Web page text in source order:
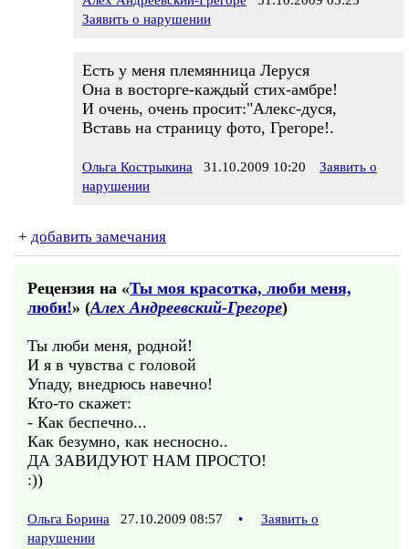
Заявить о нарушении
Есть у меня племянница Леруся
Она в восторге-каждый стих-амбре!
И очень, очень просит:"Алекс-дуся,
Вставь на страницу фото, Грегоре!.
Ольга Кострыкина 31.10.2009 10:20
Заявить о
нарушении
+ добавить замечания
Рецензия на «Ты моя красотка, люби меня,
люби!» (Алех Андреевский-Грегоре)
Ты люби меня, родной!
И я в чувства с головой
Упаду, внедрюсь навечно!
Кто-то скажет:
- Как беспечно...
Как безумно, как несносно..
ДА ЗАВИДУЮТ НАМ ПРОСТО!
:))
Ольга Борина 27.10.2009 08:57 •
Заявить о
нарушении